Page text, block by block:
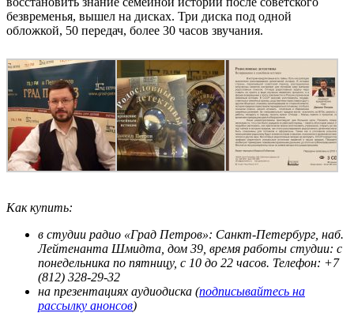
безвременья, вышел на дисках. Три диска под одной
обложкой, 50 передач, более 30 часов звучания.
Как купить:
в студии радио «Град Петров»: Санкт-Петербург, наб.
Лейтенанта Шмидта, дом 39, время работы студии: с
понедельника по пятницу, с 10 до 22 часов. Телефон: +7
(812) 328-29-32
на презентациях аудиодиска (подписывайтесь на
рассылку анонсов)